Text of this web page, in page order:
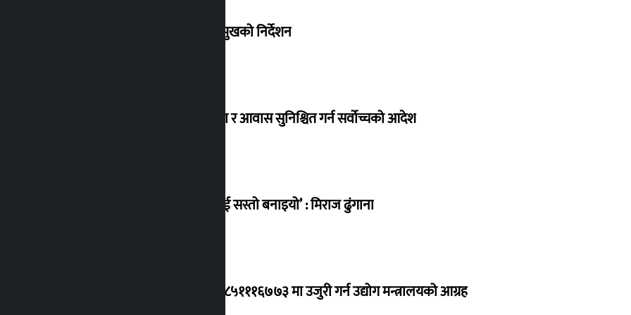
संसद् बैठकमा कालो चस्मा नलगाउन सभामुखको निर्देशन
विस्थापित सुकुम्वासी बालबालिकाको शिक्षा र आवास सुनिश्चित गर्न सर्वोच्चको आदेश
‘सानो घटनामा पनि सडकमा उतारेर सेनालाई सस्तो बनाइयो’ : मिराज ढुंगाना
ग्यासको कृत्रिम अभाव र कालोबजारी भए ९८५१११६७७३ मा उजुरी गर्न उद्योग मन्त्रालयको आग्रह